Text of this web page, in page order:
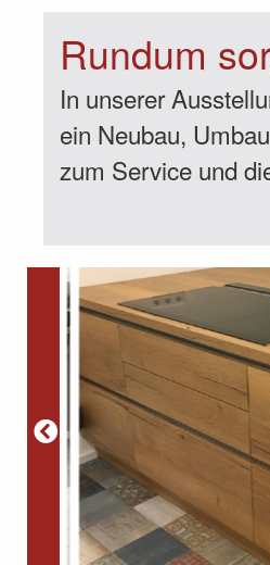
Rundum
In unserer
ein Neubau,
zum Service und